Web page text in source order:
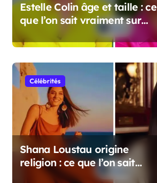
Estelle Colin âge et taille : ce
que l’on sait vraiment sur
cette personnalité
Célébrités
Shana Loustau origine
religion : ce que l’on sait
vraiment